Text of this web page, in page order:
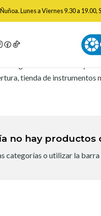
Lunes a Viernes 9.30 a
Inicio Marcas
Guild
tienda de instrumentos
no hay
categorías o utilizar la